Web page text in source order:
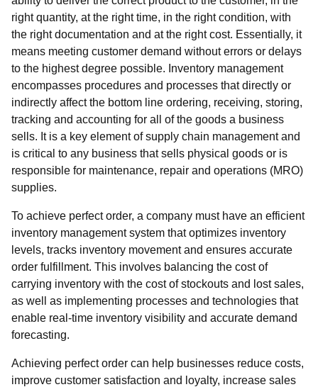
right quantity, at the right time, in the right condition, with
the right documentation and at the right cost. Essentially, it
means meeting customer demand without errors or delays
to the highest degree possible. Inventory management
encompasses procedures and processes that directly or
indirectly affect the bottom line ordering, receiving, storing,
tracking and accounting for all of the goods a business
sells. It is a key element of supply chain management and
is critical to any business that sells physical goods or is
responsible for maintenance, repair and operations (MRO)
supplies.
To achieve perfect order, a company must have an efficient
inventory management system that optimizes inventory
levels, tracks inventory movement and ensures accurate
order fulfillment. This involves balancing the cost of
carrying inventory with the cost of stockouts and lost sales,
as well as implementing processes and technologies that
enable real-time inventory visibility and accurate demand
forecasting.
Achieving perfect order can help businesses reduce costs,
improve customer satisfaction and loyalty, increase sales